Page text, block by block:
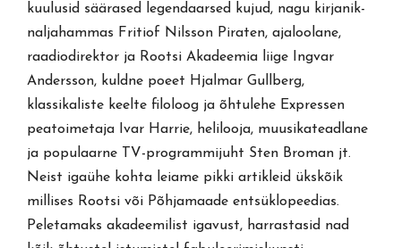
kuulusid säärased legendaarsed kujud, nagu kirjanik-
naljahammas Fritiof Nilsson Piraten, ajaloolane,
raadiodirektor ja Rootsi Akadeemia liige Ingvar
Andersson, kuldne poeet Hjalmar Gullberg,
klassikaliste keelte filoloog ja õhtulehe Expressen
peatoimetaja Ivar Harrie, helilooja, muusikateadlane
ja populaarne TV-programmijuht Sten Broman jt.
Neist igaühe kohta leiame pikki artikleid ükskõik
millises Rootsi või Põhjamaade entsüklopeedias.
Peletamaks akadeemilist igavust, harrastasid nad